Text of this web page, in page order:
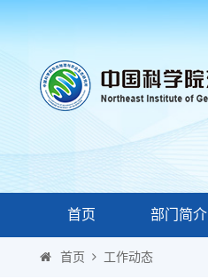
首页 部门简介
首页 工作动态